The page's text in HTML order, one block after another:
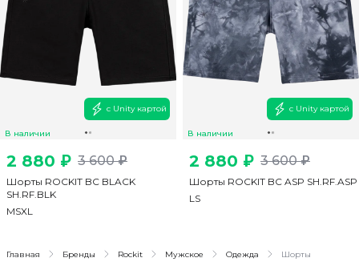
В наличии
с Unity картой
2 880 ₽ 3 600 ₽
Шорты ROCKIT BC BLACK
SH.RF.BLK
MSXL
В наличии
с Unity картой
2 880 ₽ 3 600 ₽
Шорты ROCKIT BC ASP SH.RF.ASP
LS
Главная Бренды Rockit Мужское Одежда Шорты